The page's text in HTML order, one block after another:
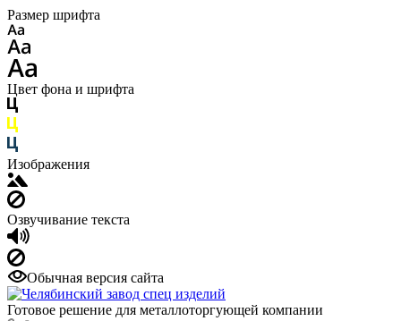
Размер шрифта
Цвет фона и шрифта
Изображения
Озвучивание текста
Обычная версия сайта
Готовое решение для металлоторгующей компании